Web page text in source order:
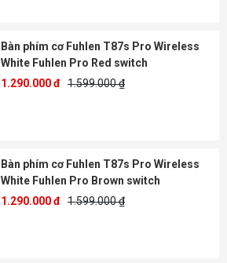
Bàn phím cơ Fuhlen T87s Pro Wireless
White Fuhlen Pro Red switch
1.290.000 đ 1.599.000 ₫
Bàn phím cơ Fuhlen T87s Pro Wireless
White Fuhlen Pro Brown switch
1.290.000 đ 1.599.000 ₫